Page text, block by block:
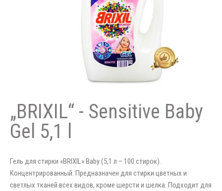
„BRIXIL“ - Sensitive Baby
Gel 5,1 l
Гель для стирки «BRIXIL» Baby (5,1 л – 100 стирок).
Концентрированный. Предназначен для стирки цветных и
светлых тканей всех видов, кроме шерсти и шелка. Подходит для